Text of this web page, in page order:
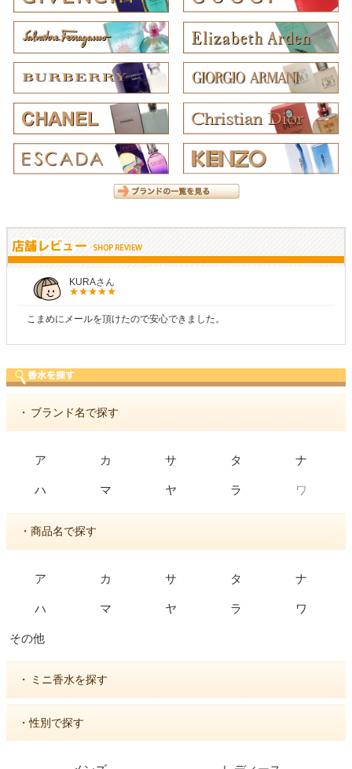
KURAさん
こまめにメールを頂けたので安心できました。
・ ブランド名で探す
ア カ サ タ ナ
ハ マ ヤ ラ ワ
・商品名で探す
ア カ サ タ ナ
ハ マ ヤ ラ ワ
その他
・ ミニ香水を探す
・性別で探す